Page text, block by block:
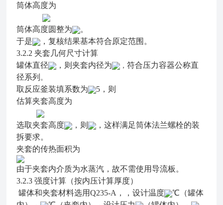
筒体高度为
筒体高度圆整为
。
于是
，复核结果基本符合原定范围。
3.2.2夹套几何尺寸计算
罐体直径
，则夹套内径为 ，符合压力容器公称直
径系列 。
取反应釜装填系数为
5，则
估算夹套高度为
选取夹套高度 ，则
，这样满足筒体法兰螺栓的装
拆要求。
夹套的传热面积为
由于夹套内介质为水蒸汽，故不需使用导流板。
3.2.3强度计算（按内压计算厚度）
罐体和夹套材料选用Q235-A，，设计温度
℃（罐体